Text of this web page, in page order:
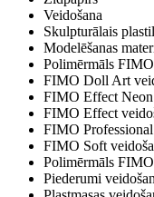
Veidošana
Skulpturālais
Modelēšanas
Polimērmāls FIMO
FIMO Doll Art
FIMO Effect
FIMO Effect
FIMO Professional
FIMO Soft
Polimērmāls
Piederumi